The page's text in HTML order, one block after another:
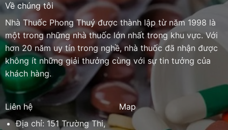
Về chúng tôi
Nhà Thuốc Phong Thuý được thành lập từ năm 1998 là
một trong những nhà thuốc lớn nhất trong khu vực. Với
hơn 20 năm uy tín trong nghề, nhà thuốc đã nhận được
không ít những giải thưởng cùng với sự tin tưởng của
khách hàng.
Liên hệ
Địa chỉ: 151 Trường Thi,
Map